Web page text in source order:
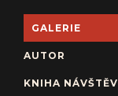
GALERIE
AUTOR
KNIHA NÁVŠTĚV